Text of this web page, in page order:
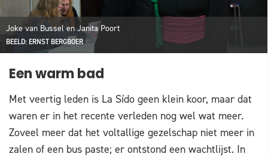
Joke van Bussel en Janita Poort
BEELD: ERNST BERGBOER
Een warm bad
Met veertig leden is La Sído geen klein koor, maar dat
waren er in het recente verleden nog wel wat meer.
Zoveel meer dat het voltallige gezelschap niet meer in
zalen of een bus paste; er ontstond een wachtlijst. In